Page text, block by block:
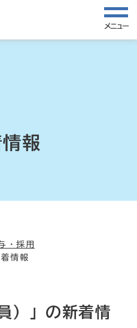
メニュー
報
・採用
情報
）」の新着情